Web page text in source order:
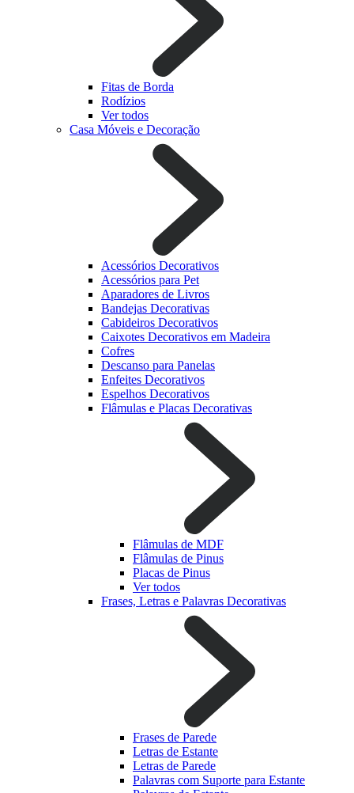
Fitas de Borda
Rodízios
Ver todos
Casa Móveis e Decoração
Acessórios Decorativos
Acessórios para Pet
Aparadores de Livros
Bandejas Decorativas
Cabideiros Decorativos
Caixotes Decorativos em Madeira
Cofres
Descanso para Panelas
Enfeites Decorativos
Espelhos Decorativos
Flâmulas e Placas Decorativas
Flâmulas de MDF
Flâmulas de Pinus
Placas de Pinus
Ver todos
Frases, Letras e Palavras Decorativas
Frases de Parede
Letras de Estante
Letras de Parede
Palavras com Suporte para Estante